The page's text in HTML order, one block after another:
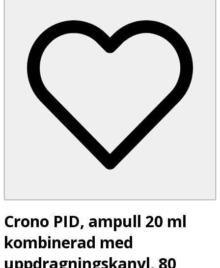
Crono PID, ampull 20 ml
kombinerad med
uppdragningskanyl, 80